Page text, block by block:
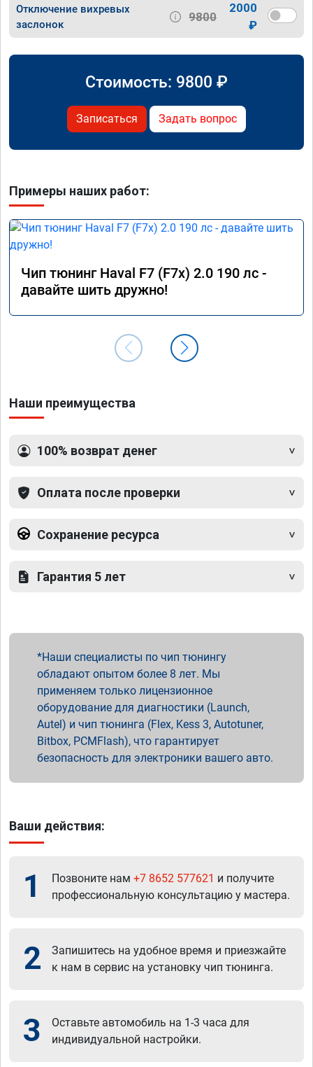
Отключение вихревых
заслонок
9800
2000
₽
Стоимость: 9800 ₽
Записаться Задать вопрос
Примеры наших работ:
Чип тюнинг Haval F7 (F7x) 2.0 190 лс -
давайте шить дружно!
Наши преимущества
100% возврат денег
Оплата после проверки
Сохранение ресурса
Гарантия 5 лет
Наши специалисты по чип тюнингу
обладают опытом более 8 лет. Мы
применяем только лицензионное
оборудование для диагностики (Launch,
Autel) и чип тюнинга (Flex, Kess 3, Autotuner,
Bitbox, PCMFlash), что гарантирует
безопасность для электроники вашего авто.
Ваши действия:
1 Позвоните нам +7 8652 577621 и получите
профессиональную консультацию у мастера.
2
Запишитесь на удобное время и приезжайте
к нам в сервис на установку чип тюнинга.
3
Оставьте автомобиль на 1-3 часа для
индивидуальной настройки.